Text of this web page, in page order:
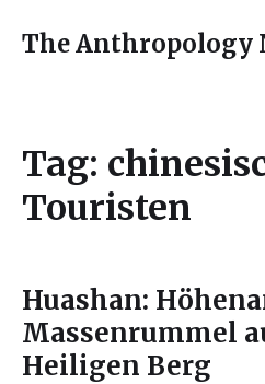
The Anthropology
Tag:
Touristen
Huashan:
Massenrummel
Heiligen Berg